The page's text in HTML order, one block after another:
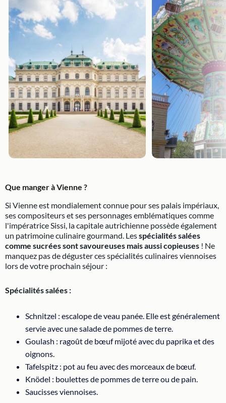
Que manger à Vienne ?
Si Vienne est mondialement connue pour ses palais impériaux,
ses compositeurs et ses personnages emblématiques comme
l'impératrice Sissi, la capitale autrichienne possède également
un patrimoine culinaire gourmand. Lesspécialités salées
comme sucrées sont savoureuses mais aussi copieuses ! Ne
manquez pas de déguster ces spécialités culinaires viennoises
lors de votre prochain séjour :
Spécialités salées :
Schnitzel : escalope de veau panée. Elle est généralement
servie avec une salade de pommes de terre.
Goulash : ragoût de bœuf mijoté avec du paprika et des
oignons.
Tafelspitz : pot au feu avec des morceaux de bœuf.
Knödel : boulettes de pommes de terre ou de pain.
Saucisses viennoises.